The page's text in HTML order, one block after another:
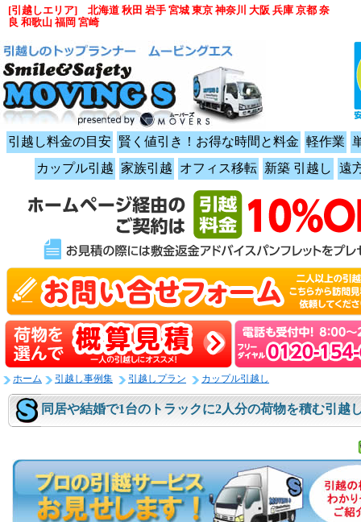
引越し料金の目安 賢く値引き！お得な時間と料金 軽作業
カップル引越 家族引越 オフィス移転 新築 引越し 遠
ホーム 引越し事例集 引越しプラン カップル引越し
同居や結婚で1台のトラックに2人分の荷物を積む引越
[引越しエリア] 北海道 秋田 岩手 宮城 東京 神奈川 大阪 兵庫 京都 奈
良 和歌山 福岡 宮崎